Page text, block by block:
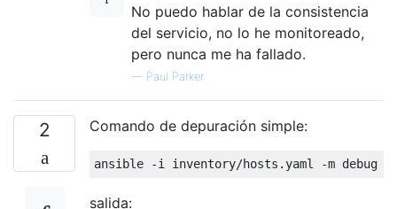
No puedo hablar de la consistencia
del servicio, no lo he monitoreado,
pero nunca me ha fallado.
— Paul Parker
2 Comando de depuración simple:
salida: